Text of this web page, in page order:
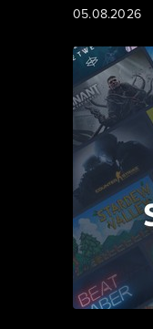
05.08.2026